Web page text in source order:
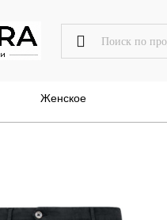
Женское